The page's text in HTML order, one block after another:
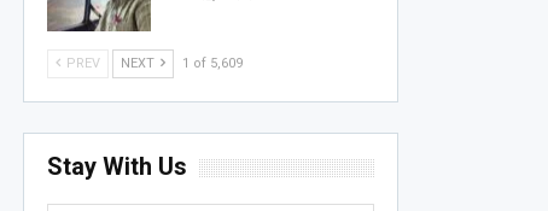
PREV NEXT 1 of 5,609
Stay With Us